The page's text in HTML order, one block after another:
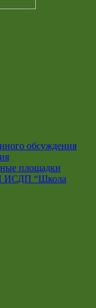
обсуждения
площадки
ИСДП “Школа